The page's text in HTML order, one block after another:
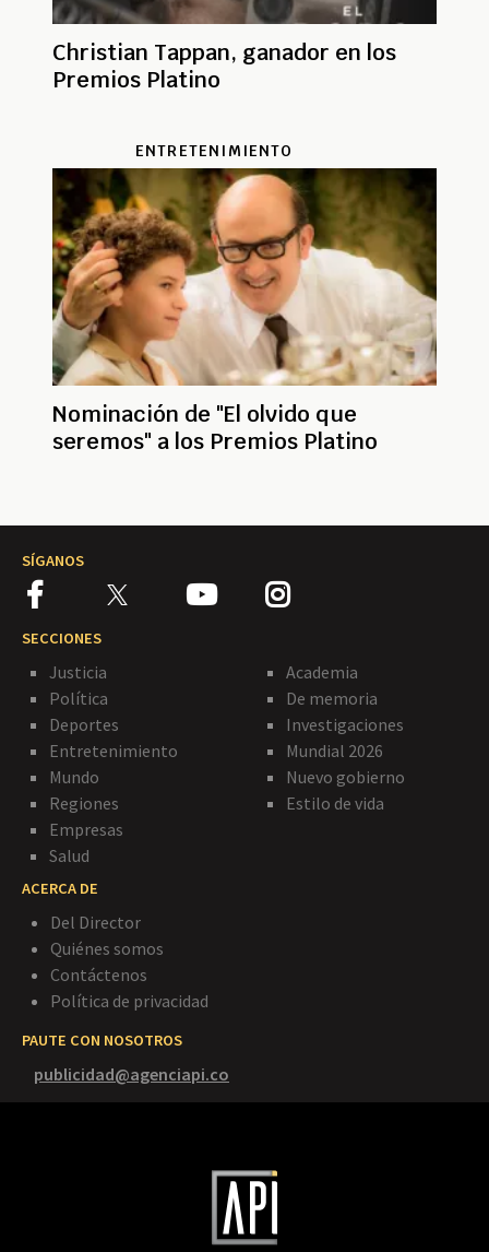
Christian Tappan, ganador en los
Premios Platino
ENTRETENIMIENTO
Nominación de "El olvido que
seremos" a los Premios Platino
SÍGANOS
SECCIONES
Justicia
Política
Deportes
Entretenimiento
Mundo
Regiones
Empresas
Salud
Academia
De memoria
Investigaciones
Mundial 2026
Nuevo gobierno
Estilo de vida
ACERCA DE
Del Director
Quiénes somos
Contáctenos
Política de privacidad
PAUTE CON NOSOTROS
publicidad@agenciapi.co